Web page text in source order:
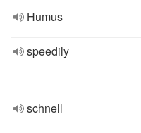
Humus
speedily
schnell